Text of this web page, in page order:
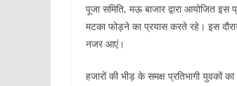
पूजा समिति, मऊ बाजार द्वारा आयोजित
मटका फोड़ने का प्रयास करते रहे। इस
नजर आएं।
हजारों की भीड़ के समक्ष प्रतिभागी युवकों